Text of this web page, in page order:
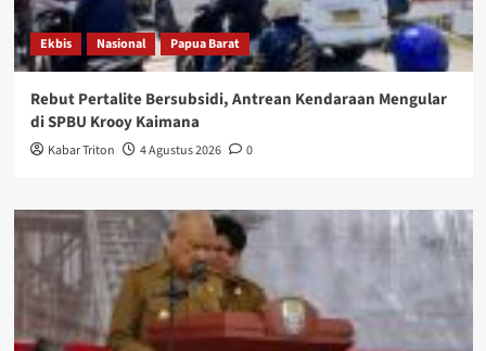
Ekbis Nasional Papua Barat
Rebut Pertalite Bersubsidi, Antrean Kendaraan Mengular
di SPBU Krooy Kaimana
Kabar Triton 4 Agustus 2026 0